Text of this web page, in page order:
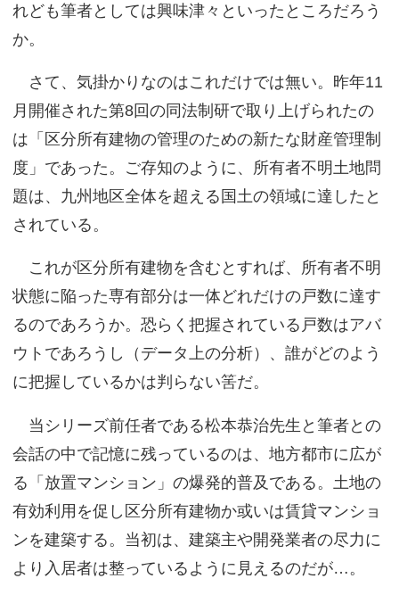
れども筆者としては興味津々といったところだろう
か。
さて、気掛かりなのはこれだけでは無い。昨年11
月開催された第8回の同法制研で取り上げられたの
は「区分所有建物の管理のための新たな財産管理制
度」であった。ご存知のように、所有者不明土地問
題は、九州地区全体を超える国土の領域に達したと
されている。
これが区分所有建物を含むとすれば、所有者不明
状態に陥った専有部分は一体どれだけの戸数に達す
るのであろうか。恐らく把握されている戸数はアバ
ウトであろうし（データ上の分析）、誰がどのよう
に把握しているかは判らない筈だ。
当シリーズ前任者である松本恭治先生と筆者との
会話の中で記憶に残っているのは、地方都市に広が
る「放置マンション」の爆発的普及である。土地の
有効利用を促し区分所有建物か或いは賃貸マンショ
ンを建築する。当初は、建築主や開発業者の尽力に
より入居者は整っているように見えるのだが…。